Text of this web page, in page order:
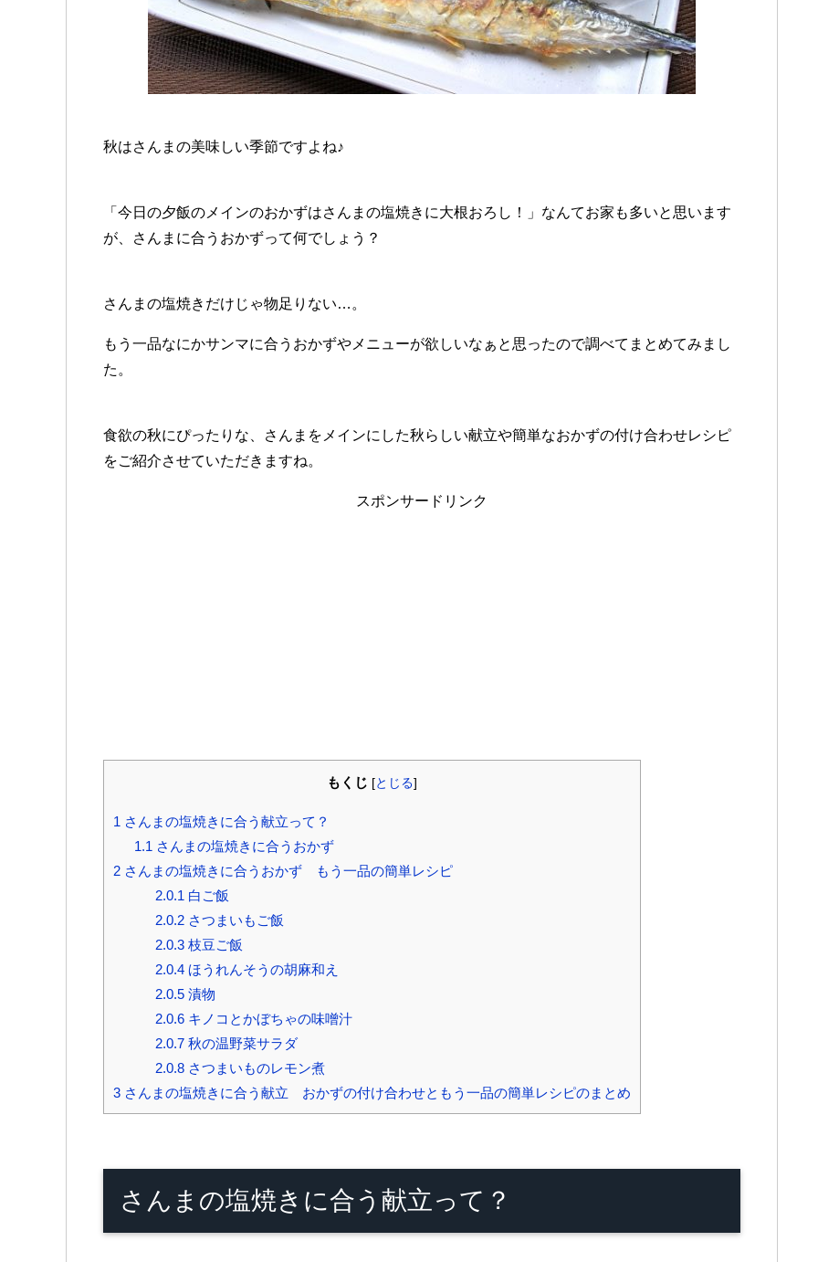
秋はさんまの美味しい季節ですよね♪
「今日の夕飯のメインのおかずはさんまの塩焼きに大根おろし！」なんてお家も多いと思います
が、さんまに合うおかずって何でしょう？
さんまの塩焼きだけじゃ物足りない…。
もう一品なにかサンマに合うおかずやメニューが欲しいなぁと思ったので調べてまとめてみまし
た。
食欲の秋にぴったりな、さんまをメインにした秋らしい献立や簡単なおかずの付け合わせレシピ
をご紹介させていただきますね。
スポンサードリンク
もくじ [とじる]
1 さんまの塩焼きに合う献立って？
1.1 さんまの塩焼きに合うおかず
2 さんまの塩焼きに合うおかず もう一品の簡単レシピ
2.0.1 白ご飯
2.0.2さつまいもご飯
2.0.3枝豆ご飯
2.0.4ほうれんそうの胡麻和え
2.0.5漬物
2.0.6キノコとかぼちゃの味噌汁
2.0.7秋の温野菜サラダ
2.0.8さつまいものレモン煮
3 さんまの塩焼きに合う献立 おかずの付け合わせともう一品の簡単レシピのまとめ
さんまの塩焼きに合う献立って？